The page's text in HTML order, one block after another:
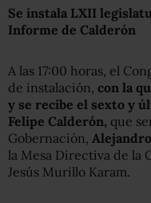
Se instala LXII
Informe de Calderón
A las 17:00 horas, el
de instalación, con la
y se recibe el sexto y
Felipe Calderón, que
Gobernación,
la Mesa Directiva de la
Jesús Murillo Karam.